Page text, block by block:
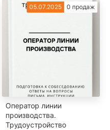
05.07.2025 0 продаж
Оператор линии
производства.
Трудоустройство